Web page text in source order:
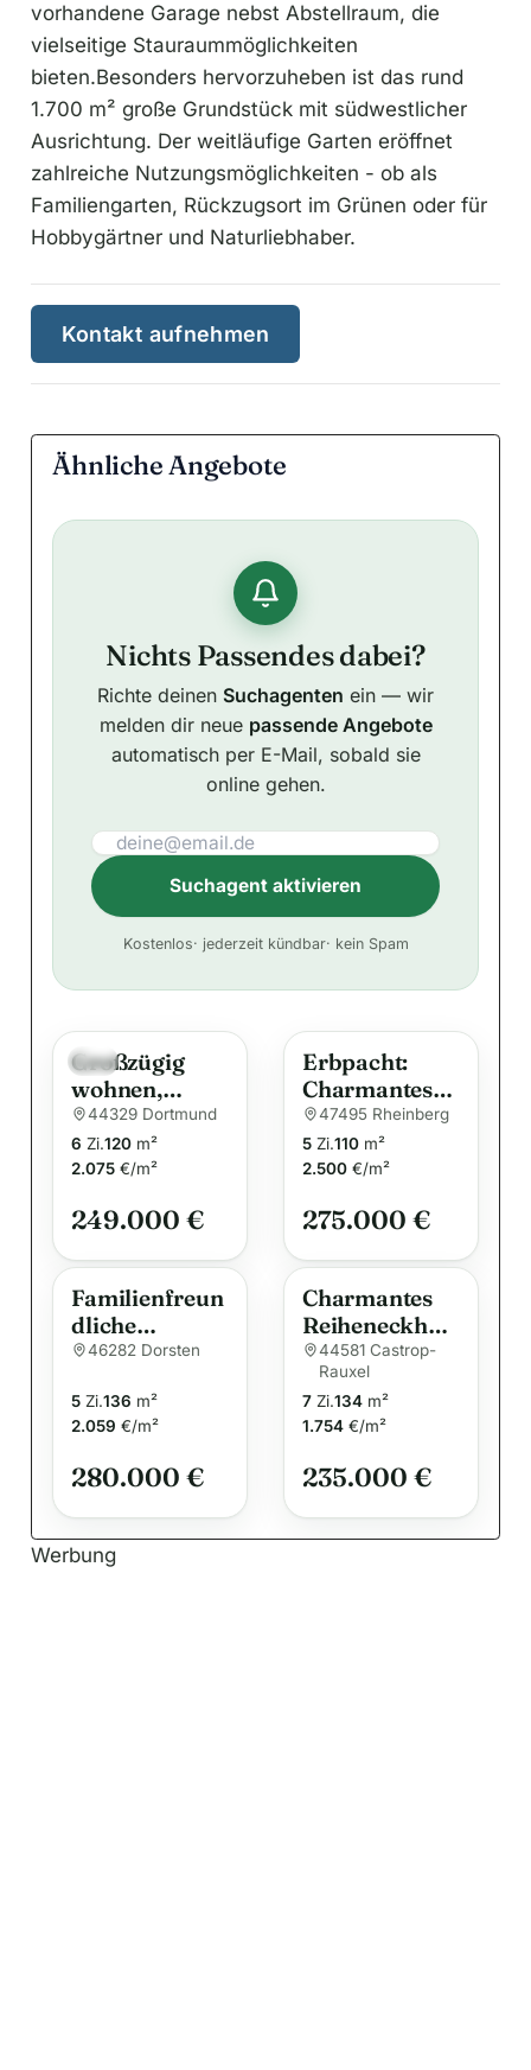
vorhandene Garage nebst Abstellraum, die
vielseitige Stauraummöglichkeiten
bieten.Besonders hervorzuheben ist das rund
1.700 m² große Grundstück mit südwestlicher
Ausrichtung. Der weitläufige Garten eröffnet
zahlreiche Nutzungsmöglichkeiten - ob als
Familiengarten, Rückzugsort im Grünen oder für
Hobbygärtner und Naturliebhaber.
Kontakt aufnehmen
Ähnliche Angebote
Nichts Passendes dabei?
Richte deinen Suchagenten ein — wir
melden dir neue passende Angebote
automatisch per E-Mail, sobald sie
online gehen.
Suchagent aktivieren
t
Kostenlos· jederzeit kündbar· kein Spam
Neu
Großzügig
wohnen,
individuell
gestalten – Ihr
Familienhaus
Kirchderne!
44329 Dortmund
6 Zi.120 m²
2.075 €/m²
249.000 €
Erbpacht:
Charmantes
Einfamilienha
us in
Rheinberg –
Traumhaus
47495 Rheinberg
5 Zi.110 m²
2.500 €/m²
275.000 €
Familienfreun
dliche
Doppelhaushä
Garagen und
modernisierte
n Bädern
46282 Dorsten
5 Zi.136 m²
2.059 €/m²
280.000 €
Charmantes
Reiheneckhau
s in Ickern,
Castrop-
Rauxel – Ihr
perfektes
Zuhause
wartet auf Sie!
44581 Castrop-
Rauxel
7 Zi.134 m²
1.754 €/m²
235.000 €
Werbung